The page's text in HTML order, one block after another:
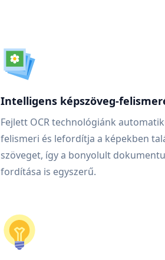
Intelligens képszöveg-
Fejlett OCR technológiánk
felismeri és lefordítja a képekben
szöveget, így a bonyolult
fordítása is egyszerű.